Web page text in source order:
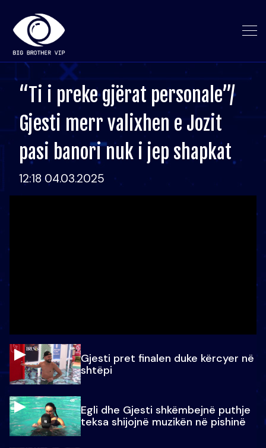
“Ti i preke gjërat personale”/
Gjesti merr valixhen e Jozit
pasi banori nuk i jep shapkat
12:18 04.03.2025
Gjesti pret finalen duke kërcyer në
shtëpi
Egli dhe Gjesti shkëmbejnë puthje
teksa shijojnë muzikën në pishinë